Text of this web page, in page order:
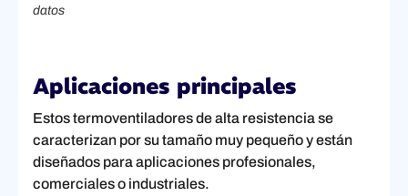
datos
Aplicaciones principales
Estos termoventiladores de alta resistencia se
caracterizan por su tamaño muy pequeño y están
diseñados para aplicaciones profesionales,
comerciales o industriales.